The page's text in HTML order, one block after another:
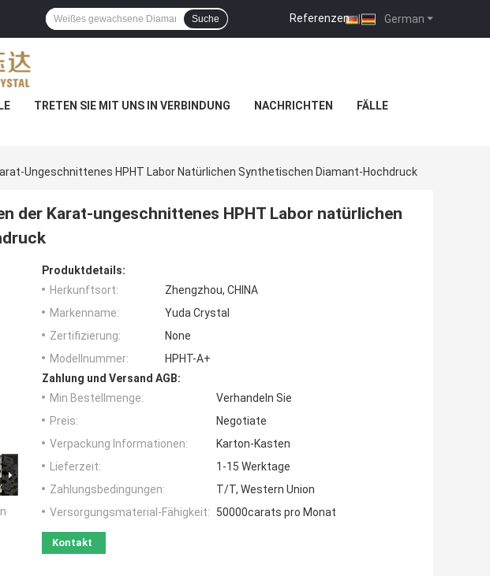
German
Referenzen |
Suche
TRETEN SIE MIT UNS IN VERBINDUNG NACHRICHTEN FÄLLE
Ungeschnittenes HPHT Labor Natürlichen Synthetischen Diamant-Hochdruck
der Karat-ungeschnittenes HPHT Labor natürlichen
Produktdetails:
Herkunftsort:
Zhengzhou, CHINA
Markenname:
Yuda Crystal
Zertifizierung:
None
Modellnummer:
HPHT-A+
Zahlung und Versand AGB:
Min Bestellmenge:
Verhandeln Sie
Preis:
Negotiate
Verpackung Informationen:
Karton-Kasten
Lieferzeit:
1-15 Werktage
Zahlungsbedingungen:
T/T, Western Union
Versorgungsmaterial-Fähigkeit:
50000carats pro Monat
Kontakt